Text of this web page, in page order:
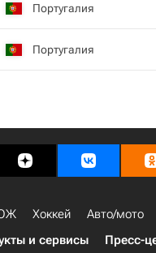
Португалия
Португалия
Хоккей Авто/мото
и сервисы Пресс-